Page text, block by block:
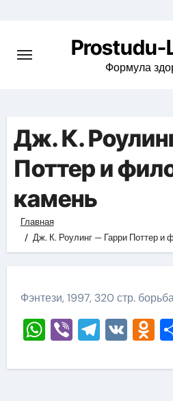
содержимому
Prostudu-
Формула
Дж. К.
Поттер и
камень
Главная
Дж. К. Роулинг — Гарри Поттер и
Фэнтези, 1997, 320 стр.
WhatsApp
ViberVK